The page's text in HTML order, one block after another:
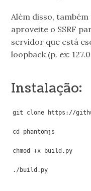
Além disso,
aproveite o SSRF
servidor que está
loopback (p. ex:
Instalação:
git clone https://
cd phantomjs
chmod +x build.py